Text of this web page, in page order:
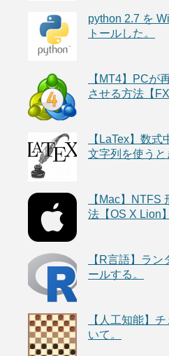
python 2.7 を
トールした。
【MT4】PCが
させる方法【
【LaTex】数
文字列を使うと
【Mac】NTFS
法【OS X Lion】
【R言語】ラ
ールする。
【人工知能】
いて。